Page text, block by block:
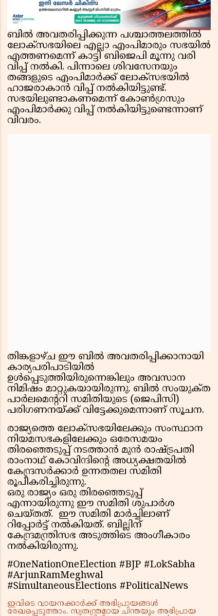
ബിൽ അവതരിപ്പിക്കുന്ന പശ്ചാത്തലത്തിൽ
ലോക്‌സഭയിലെ എല്ലാ എംപിമാരും സഭയിൽ
എത്തണമെന്ന് കാട്ടി ബിജെപി മൂന്നു വരി
വിപ്പ് നൽകി. പിന്നാലെ ശിവസേനയും
തങ്ങളുടെ എംപിമാർക്ക് ലോക്‌സഭയിൽ
ഹാജരാകാൻ വിപ്പ് നൽകിയിട്ടുണ്ട്.
സഭയിലുണ്ടാകണമെന്ന് കോൺഗ്രസും
എംപിമാർക്കു വിപ്പ് നൽകിയിട്ടുണ്ടെന്നാണ്
വിവരം.
തിങ്കളാഴ്ച ഈ ബിൽ അവതരിപ്പിക്കാനായി
കാര്യപരിപാടിയിൽ
ഉൾപ്പെടുത്തിയിരുന്നെങ്കിലും അവസാന
നിമിഷം മാറ്റുകയായിരുന്നു. ബിൽ സംയുക്‌ത
പാർലമെന്ററി സമിതിയുടെ (ജെപിസി)
പരിഗണനയ്ക്ക് വിട്ടേക്കുമെന്നാണ് സൂചന.
രാജ്യത്തെ ലോക്‌സഭയിലേക്കും സംസ്ഥാന
നിയമസഭകളിലേക്കും ഒരേസമയം
തിരഞ്ഞെടുപ്പ് നടത്താൻ മുൻ രാഷ്ട്രപതി
രാംനാഥ് കോവിന്ദിൻ്റെ അധ്യക്ഷതയിൽ
കേന്ദ്രസർക്കാർ ഉന്നതതല സമിതി
രൂപീകരിച്ചിരുന്നു.
ഒരു രാജ്യം ഒരു തിരഞ്ഞെടുപ്പ്
എന്നായിരുന്നു ഈ സമിതി ശുപാർശ
ചെയ്തത്. ഈ സമിതി മാർച്ചിലാണ്
റിപ്പോർട്ട് നൽകിയത്. ബില്ലിന്
കേന്ദ്രമന്ത്രിസഭ അടുത്തിടെ അംഗീകാരം
നൽകിയിരുന്നു.
#OneNationOneElection #BJP #LokSabha
#ArjunRamMeghwal
#SimultaneousElections #PoliticalNews
ഇവിടെ വായനക്കാർക്ക് അഭിപ്രായങ്ങൾ
രേഖപ്പെടുത്താം. സ്വതന്ത്രമായ ചിന്തയും അഭിപ്രായ